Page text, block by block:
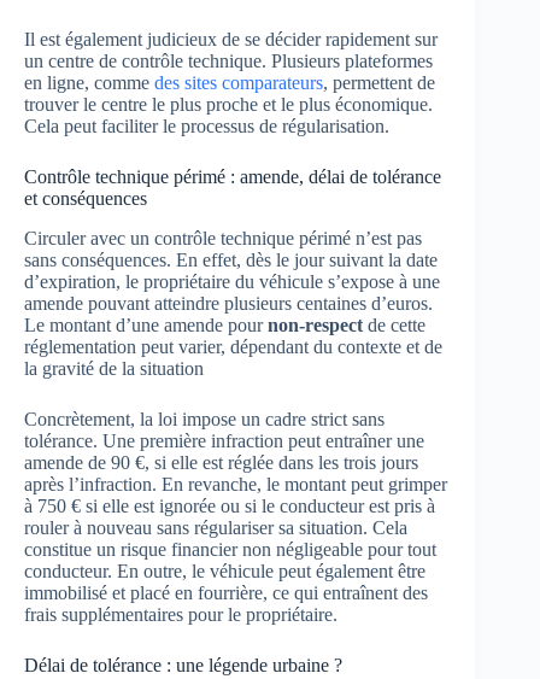
Il est également judicieux de se décider rapidement sur
un centre de contrôle technique. Plusieurs plateformes
en ligne, comme des sites comparateurs, permettent de
trouver le centre le plus proche et le plus économique.
Cela peut faciliter le processus de régularisation.
Contrôle technique périmé : amende, délai de tolérance
et conséquences
Circuler avec un contrôle technique périmé n’est pas
sans conséquences. En effet, dès le jour suivant la date
d’expiration, le propriétaire du véhicule s’expose à une
amende pouvant atteindre plusieurs centaines d’euros.
Le montant d’une amende pournon-respect de cette
réglementation peut varier, dépendant du contexte et de
la gravité de la situation
Concrètement, la loi impose un cadre strict sans
tolérance. Une première infraction peut entraîner une
amende de 90 €, si elle est réglée dans les trois jours
après l’infraction. En revanche, le montant peut grimper
à 750 € si elle est ignorée ou si le conducteur est pris à
rouler à nouveau sans régulariser sa situation. Cela
constitue un risque financier non négligeable pour tout
conducteur. En outre, le véhicule peut également être
immobilisé et placé en fourrière, ce qui entraînent des
frais supplémentaires pour le propriétaire.
Délai de tolérance : une légende urbaine ?